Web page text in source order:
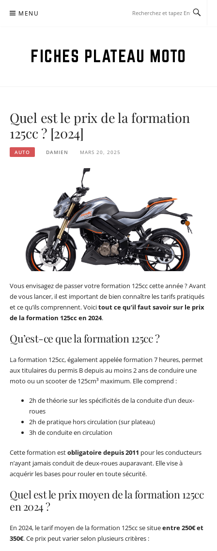
MENU
FICHES PLATEAU MOTO
Quel est le prix de la formation
125cc ? [2024]
AUTO DAMIEN MARS 20, 2025
Vous envisagez de passer votre formation 125cc cette année ? Avant
de vous lancer, il est important de bien connaître les tarifs pratiqués
et ce qu’ils comprennent. Voicitout ce qu’il faut savoir sur le prix
de la formation 125cc en 2024.
Qu’est-ce que la formation 125cc ?
La formation 125cc, également appelée formation 7 heures, permet
aux titulaires du permis B depuis au moins 2 ans de conduire une
moto ou un scooter de 125cm³ maximum. Elle comprend :
2h de théorie sur les spécificités de la conduite d’un deux-
roues
2h de pratique hors circulation (sur plateau)
3h de conduite en circulation
Cette formation estobligatoire depuis 2011 pour les conducteurs
n’ayant jamais conduit de deux-roues auparavant. Elle vise à
acquérir les bases pour rouler en toute sécurité.
Quel est le prix moyen de la formation 125cc
en 2024 ?
En 2024, le tarif moyen de la formation 125cc se situeentre 250€ et
350€. Ce prix peut varier selon plusieurs critères :